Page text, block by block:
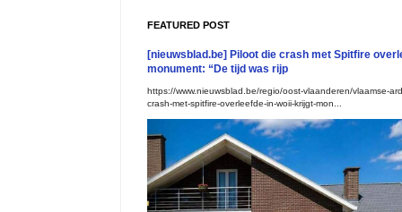
FEATURED POST
[nieuwsblad.be] Piloot die crash met Spitfire
monument: “De tijd was rijp
https://www.nieuwsblad.be/regio/oost-vlaanderen/vlaamse-
crash-met-spitfire-overleefde-in-woii-krijgt-mon...